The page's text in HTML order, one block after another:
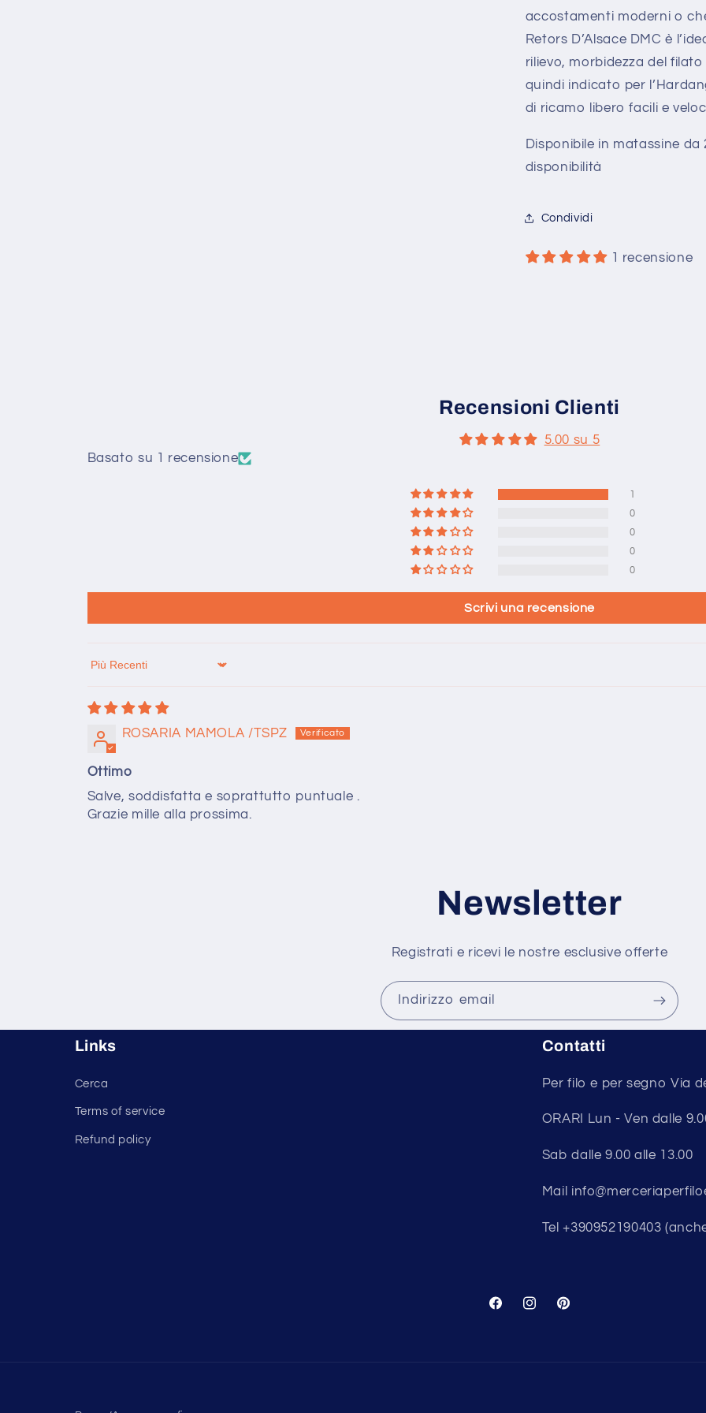
accostamenti moderni o
Retors D’Alsace DMC è
rilievo, morbidezza del
quindi indicato per
di ricamo libero facili e
Disponibile in matassine da
disponibilità
Condividi
1 recensione
Recensioni Clienti
5.00 su 5
Basato su 1 recensione
1
0
0
0
0
Scrivi una recensione
Sort by
ROSARIA MAMOLA /TSPZ
Ottimo
Salve, soddisfatta e soprattutto puntuale .
Grazie mille alla prossima.
Newsletter
Registrati e ricevi le nostre esclusive offerte
Indirizzo email
Links
Cerca
Terms of service
Refund policy
Contatti
Per filo e per segno Via
ORARI Lun - Ven dalle
Sab dalle 9.00 alle 13.00
Mail
Tel +390952190403
FacebookInstagramPinterest